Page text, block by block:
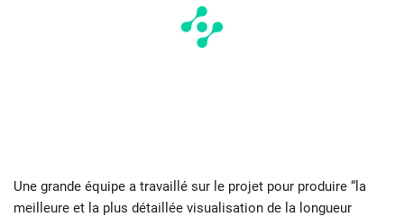
Une grande équipe a travaillé sur le projet pour produire “la
meilleure et la plus détaillée visualisation de la longueur